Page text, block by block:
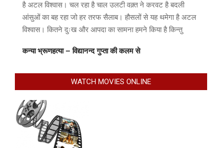
है अटल विश्वास। चल रहा है चाल उलटी वक़्त ने करवट है बदली
आंसुओं का बह रहा जो हर तरफ सैलाब। हौसलों से यह थमेगा है अटल
विश्वास। कितने दुःख और आपदा का सामना हमने किया है किन्तु
कन्या भ्रूणहत्या – विद्यानन्द गुप्ता की कलम से
WATCH MOVIES ONLINE